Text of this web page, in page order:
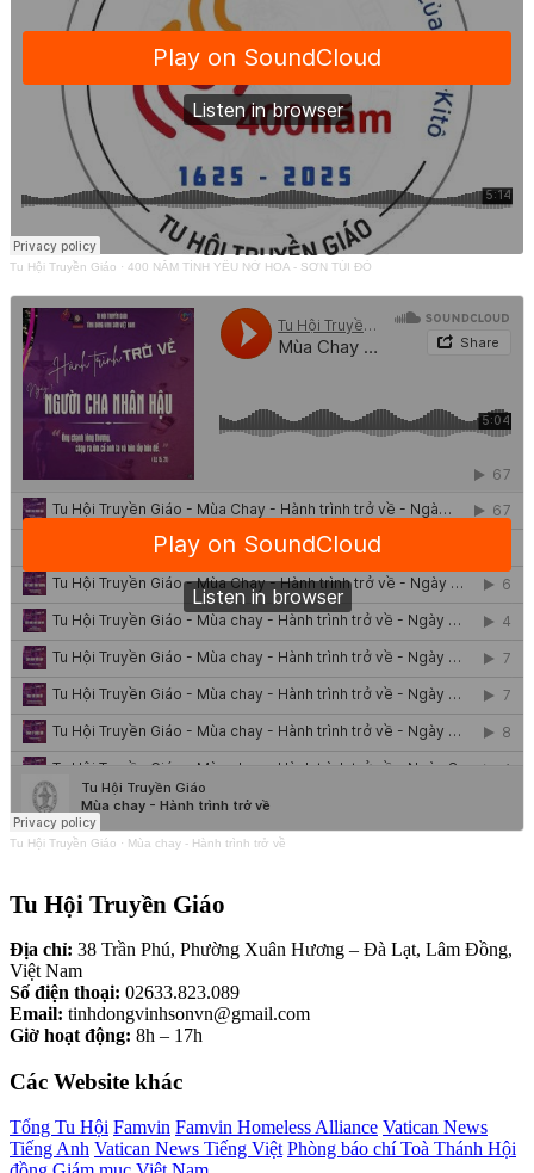
Tu Hội Truyền Giáo · 400 NĂM TÌNH YÊU NỞ HOA - SƠN TÚI ĐỎ
Tu Hội Truyền Giáo · Mùa chay - Hành trình trở về
Tu Hội Truyền Giáo
Địa chỉ: 38 Trần Phú, Phường Xuân Hương – Đà Lạt, Lâm Đồng,
Việt Nam
Số điện thoại: 02633.823.089
Email: tinhdongvinhsonvn@gmail.com
Giờ hoạt động: 8h – 17h
Các Website khác
Tổng Tu Hội Famvin Famvin Homeless Alliance Vatican News
Tiếng Anh Vatican News Tiếng Việt Phòng báo chí Toà Thánh Hội